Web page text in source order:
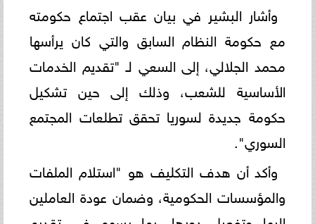
وأشار البشير في بيان عقب اجتماع حكومته
مع حكومة النظام السابق والتي كان يرأسها
محمد الجلالي، إلى السعي لـ "تقديم الخدمات
الأساسية للشعب، وذلك إلى حين تشكيل
حكومة جديدة لسوريا تحقق تطلعات المجتمع
السوري".
وأكد أن هدف التكليف هو "استلام الملفات
والمؤسسات الحكومية، وضمان عودة العاملين